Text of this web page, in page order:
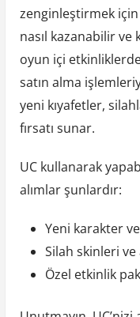
zenginleştirmek için
nasıl kazanabilir ve
oyun içi
satın alma
yeni kıyafetler,
fırsatı sunar.
UC kullanarak
alımlar şunlardır:
Yeni karakter
Silah skinleri
Özel etkinlik